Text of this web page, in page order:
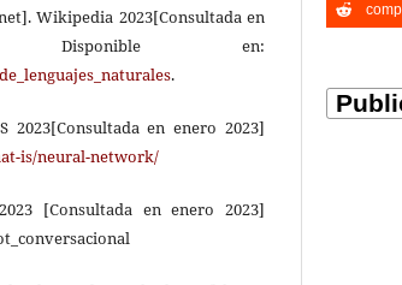
Wikipedia 2023[Consultada en
en:
.
en enero 2023]
is/neural-network/
[Consultada en enero 2023]